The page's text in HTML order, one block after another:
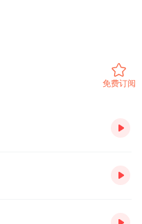
免费订阅